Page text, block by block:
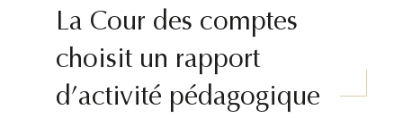
La Cour des comptes
choisit un rapport
d’activité pédagogique